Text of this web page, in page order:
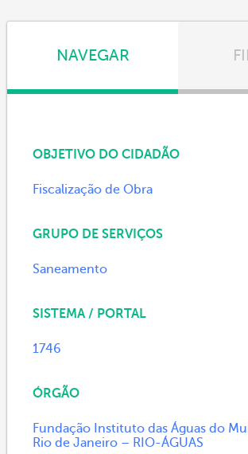
NAVEGAR
OBJETIVO DO CIDADÃO
Fiscalização de Obra
GRUPO DE SERVIÇOS
Saneamento
SISTEMA / PORTAL
1746
ÓRGÃO
Fundação Instituto das Águas do
Rio de Janeiro – RIO-ÁGUAS